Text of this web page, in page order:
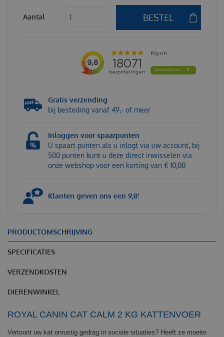
Aantal
Gratis verzending
bij besteding vanaf 49,- of meer
Inloggen voor spaarpunten
U spaart punten als u inlogt via uw account, bij
500 punten kunt u deze direct inwisselen via
onze webshop voor een korting van € 10,00
Klanten geven ons een 9,8!
PRODUCTOMSCHRIJVING
SPECIFICATIES
VERZENDKOSTEN
DIERENWINKEL
ROYAL CANIN CAT CALM 2 KG KATTENVOER
Vertoont uw kat onrustig gedrag in sociale situaties? Heeft ze moeite